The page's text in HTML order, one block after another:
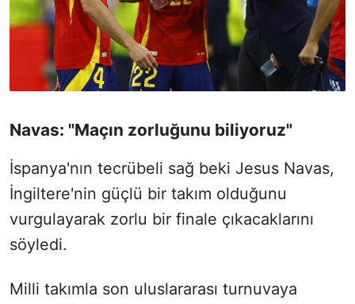
Navas: "Maçın zorluğunu biliyoruz"
İspanya'nın tecrübeli sağ beki Jesus Navas,
İngiltere'nin güçlü bir takım olduğunu
vurgulayarak zorlu bir finale çıkacaklarını
söyledi.
Milli takımla son uluslararası turnuvaya